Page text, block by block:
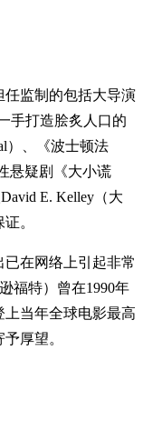
任监制的包括大导演
手打造脍炙人口的
）、《波士顿法
悬疑剧《大小谎
E. Kelley（大
。
在网络上引起非常
福特）曾在1990年
当年全球电影最高
厚望。